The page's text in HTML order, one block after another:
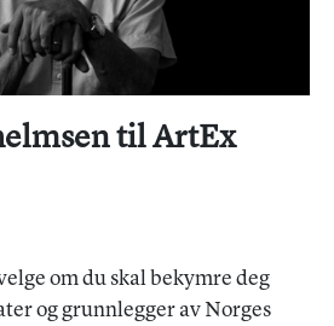
til ArtEx
om du skal bekymre deg
og grunnlegger av Norges